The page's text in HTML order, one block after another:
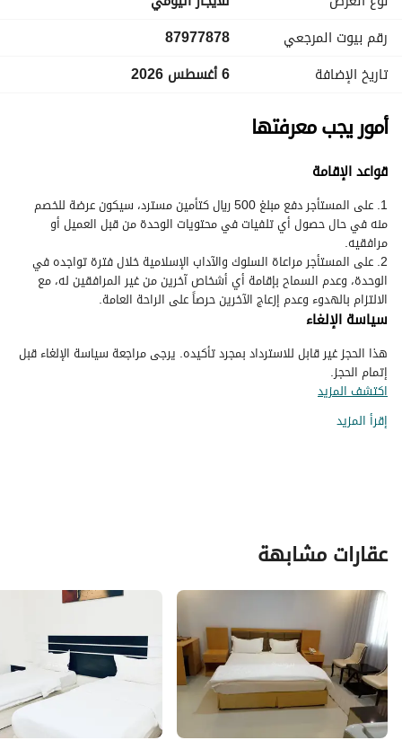
رقم بيوت المرجعي
87977878
تاريخ الإضافة
6 أغسطس 2026
أمور يجب معرفتها
قواعد الإقامة
1. على المستأجر دفع مبلغ 500 ريال كتأمين مسترد، سيكون عرضة للخصم
منه في حال حصول أي تلفيات في محتويات الوحدة من قبل العميل أو
2. على المستأجر مراعاة السلوك والآداب الإسلامية خلال فترة تواجده في
الوحدة، وعدم السماح بإقامة أي أشخاص آخرين من غير المرافقين له، مع
الالتزام بالهدوء وعدم إزعاج الآخرين حرصاً على الراحة العامة.
سياسة الإلغاء
هذا الحجز غير قابل للاسترداد بمجرد تأكيده. يرجى مراجعة سياسة الإلغاء قبل
إتمام الحجز.
اكتشف المزيد
إقرأ المزيد
عقارات مشابهة